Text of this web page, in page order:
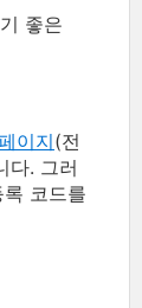
좋은
이지(전
다. 그러
코드를